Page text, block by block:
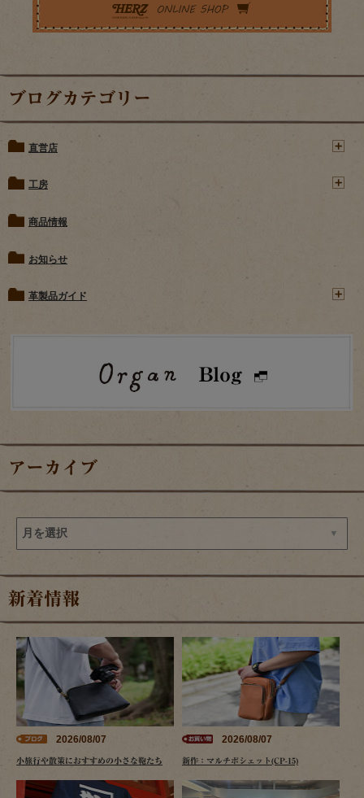
ブログカテゴリー
直営店
工房
商品情報
お知らせ
革製品ガイド
アーカイブ
新着情報
2026/08/07
小旅行や散策におすすめの小さな鞄たち
2026/08/07
新作：マルチポシェット(CP-15)